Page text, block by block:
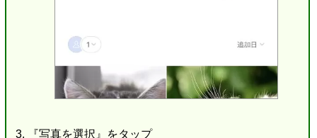
『写真を選択』をタップ